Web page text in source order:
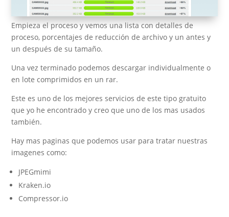
Empieza el proceso y vemos una lista con detalles de
proceso, porcentajes de reducción de archivo y un antes y
un después de su tamaño.
Una vez terminado podemos descargar individualmente o
en lote comprimidos en un rar.
Este es uno de los mejores servicios de este tipo gratuito
que yo he encontrado y creo que uno de los mas usados
también.
Hay mas paginas que podemos usar para tratar nuestras
imagenes como:
JPEGmimi
Kraken.io
Compressor.io